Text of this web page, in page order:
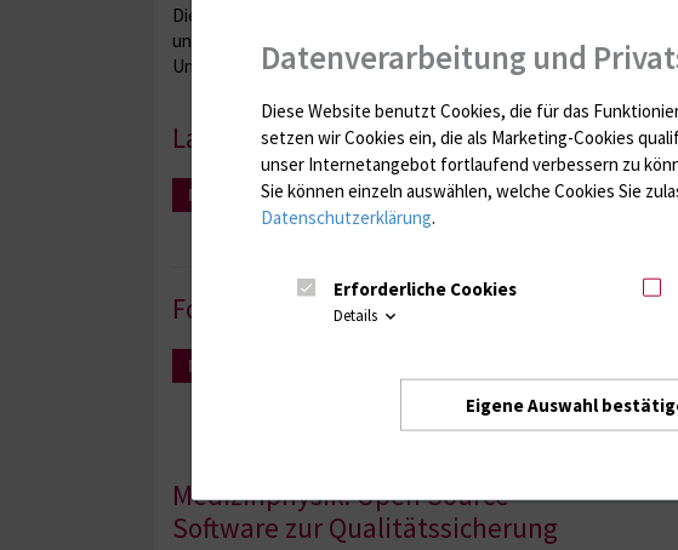
Die Klinik für Strahlentherapie fühlt sich in hohem Maße auch
und führen auch eigene Studien durch. Weiterhin sind wir als
Unser Ziel ist es, die Wirksamkeit neuer Bestrahlungs- und
Laufende klinische Studien
Mehr Infos Mehr
Forschungsprojekte
Mehr Infos
Medizinphysik: Open Source
Software zur Qualitätssicherung
Datenverarbeitung und
Diese Website benutzt Cookies, die für das
setzen wir Cookies ein, die als Marketing-Cookies
unser Internetangebot fortlaufend verbessern zu
Sie können einzeln auswählen, welche Cookies Sie
Datenschutzerklärung.
Erforderliche Cookies
Details
Eigene Auswahl